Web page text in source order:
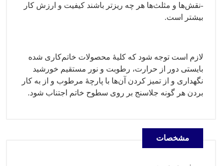
-نقش‌ها و مثلث‌ها هر چه ریزتر باشند کیفیت و ارزش کار
بیشتر است.
لازم است توجه شود که کلیهٔ محصولات خاتم‌کاری شده
بایستی دور از حرارت، رطوبت و نور مستقیم خورشید
نگهداری و از تمیز کردن آن‌ها با پارچهٔ مرطوب و از به کار
بردن هر گونه جلاسنج بر روی سطوح خاتم اجتناب شود.
مشخصات